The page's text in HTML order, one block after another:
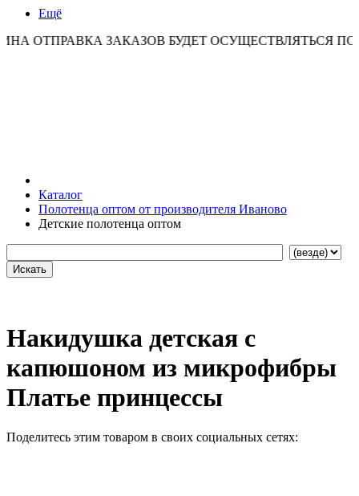
Ещё
ЗАКАЗОВ БУДЕТ ОСУЩЕСТВЛЯТЬСЯ ПО
Каталог
Полотенца оптом от производителя Иваново
Детские полотенца оптом
Накидушка детская с
капюшоном из микрофибры
Платье принцеcсы
Поделитесь этим товаром в своих социальных сетях: